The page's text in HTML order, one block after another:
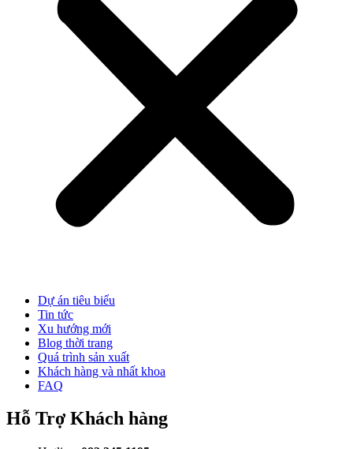
Dự án tiêu biểu
Tin tức
Xu hướng mới
Blog thời trang
Quá trình sản xuất
Khách hàng và nhất khoa
FAQ
Hỗ Trợ Khách hàng